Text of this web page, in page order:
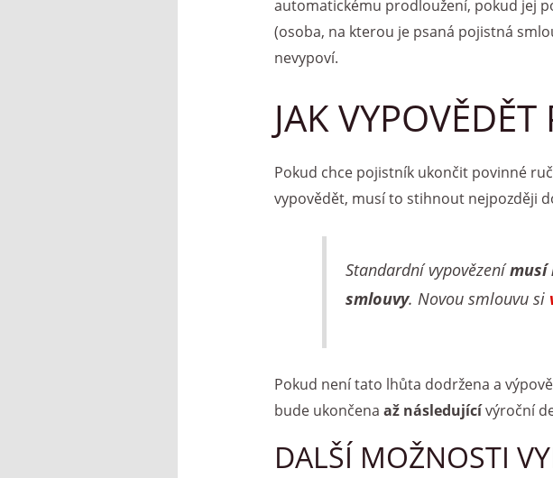
automatickému prodloužení, pokud jej
(osoba, na kterou je psaná pojistná
nevypoví.
JAK
Pokud chce pojistník ukončit povinné
vypovědět, musí to stihnout nejpozději
Standardní vypovězenímusí
smlouvy. Novou smlouvu si
Pokud není tato lhůta dodržena a
bude ukončena až následujícívýroční
DALŠÍ MOŽNOSTI